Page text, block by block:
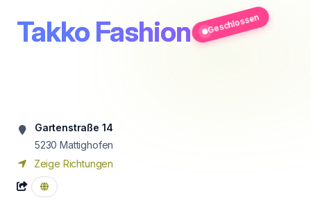
Takko Fashion Geschlossen
Gartenstraße 14
5230 Mattighofen
Zeige Richtungen